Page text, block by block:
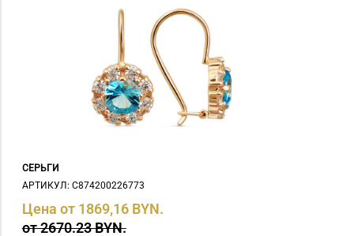
СЕРЬГИ
АРТИКУЛ: С874200226773
Цена от 1869,16 BYN.
от 2670.23 BYN.